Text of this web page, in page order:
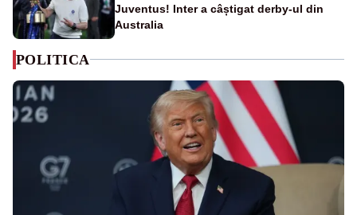
Juventus! Inter a câștigat derby-ul din
Australia
POLITICA